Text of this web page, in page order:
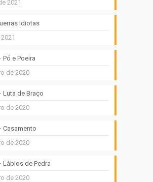
2021
Idiotas
Pó e Poeira
de 2020
Luta de Braço
de 2020
Casamento
de 2020
Lábios de Pedra
de 2020